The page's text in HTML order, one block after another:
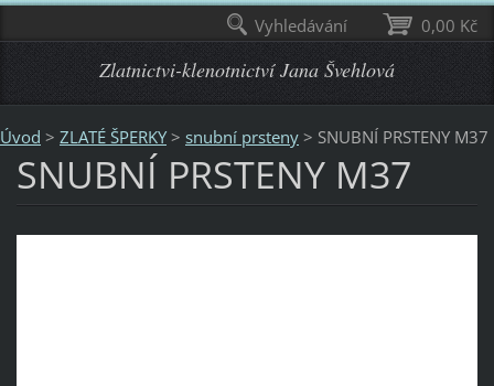
Zlatnictvi-klenotnictví Jana Švehlová
Úvod > ZLATÉ ŠPERKY > snubní prsteny > SNUBNÍ PRSTENY M37
SNUBNÍ PRSTENY M37
0,00 Kč
Vyhledávání